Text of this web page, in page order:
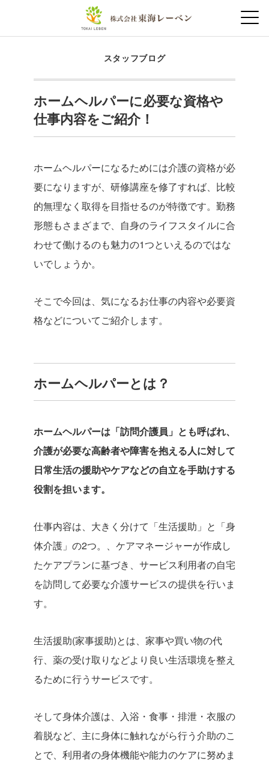
スタッフブログ
ホームヘルパーに必要な資格や
仕事内容をご紹介！
ホームヘルパーになるためには介護の資格が必
要になりますが、研修講座を修了すれば、比較
的無理なく取得を目指せるのが特徴です。勤務
形態もさまざまで、自身のライフスタイルに合
わせて働けるのも魅力の1つといえるのではな
いでしょうか。
そこで今回は、気になるお仕事の内容や必要資
格などについてご紹介します。
ホームヘルパーとは？
ホームヘルパーは「訪問介護員」とも呼ばれ、
介護が必要な高齢者や障害を抱える人に対して
日常生活の援助やケアなどの自立を手助けする
役割を担います。
仕事内容は、大きく分けて「生活援助」と「身
体介護」の2つ。、ケアマネージャーが作成し
たケアプランに基づき、サービス利用者の自宅
を訪問して必要な介護サービスの提供を行いま
す。
生活援助(家事援助)とは、家事や買い物の代
行、薬の受け取りなどより良い生活環境を整え
るために行うサービスです。
そして身体介護は、入浴・食事・排泄・衣服の
着脱など、主に身体に触れながら行う介助のこ
とで、利用者の身体機能や能力のケアに努めま